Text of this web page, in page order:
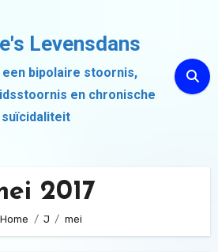
Levensdans
bipolaire stoornis,
en chronische
suïcidaliteit
2017
Home J mei